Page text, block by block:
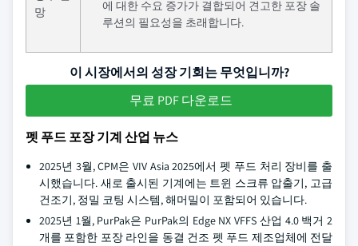
망
에 대한 수요 증가가 결합되어 견고한 포장 솔
루션의 필요성을 초래합니다.
이 시장에서의 성장 기회는 무엇입니까?
무료 PDF 다운로드
펫 푸드 포장 기계 산업 뉴스
2025년 3월, CPM은 VIV Asia 2025에서 펫 푸드 처리 장비를 출
시했습니다. 새로 출시된 기계에는 트윈 스크류 압출기, 고급
건조기, 정밀 코팅 시스템, 해머밀이 포함되어 있습니다.
2025년 1월, PurPak은 PurPak의 Edge NX VFFS 산업 4.0 백거 2
개를 포함한 포장 라인을 동결 건조 펫 푸드 제조업체에 전달